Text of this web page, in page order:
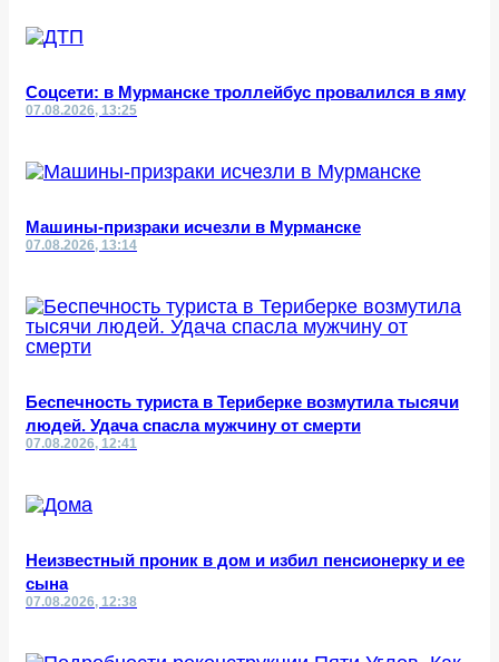
Соцсети: в Мурманске троллейбус провалился в яму
07.08.2026, 13:25
Машины-призраки исчезли в Мурманске
07.08.2026, 13:14
Беспечность туриста в Териберке возмутила тысячи
людей. Удача спасла мужчину от смерти
07.08.2026, 12:41
Неизвестный проник в дом и избил пенсионерку и ее
сына
07.08.2026, 12:38